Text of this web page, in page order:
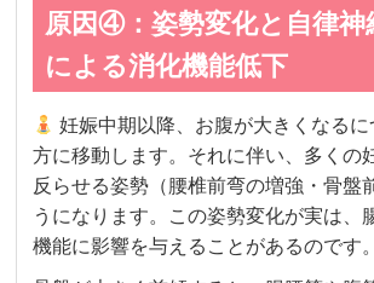
原因④：姿勢変化と自律神
による消化機能低下
妊娠中期以降、お腹が大きくなる
方に移動します。それに伴い、多くの
反らせる姿勢（腰椎前弯の増強・骨盤
うになります。この姿勢変化が実は、
機能に影響を与えることがあるのです。